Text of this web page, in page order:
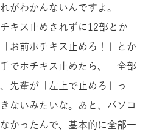
がわかんないんですよ。
キス止めされずに12部とか
お前ホチキス止めろ！」とか
でホチキス止めたら、 全部
先輩が「左上で止めろ」っ
ないみたいな。あと、パソコ
かったんで、基本的に全部一